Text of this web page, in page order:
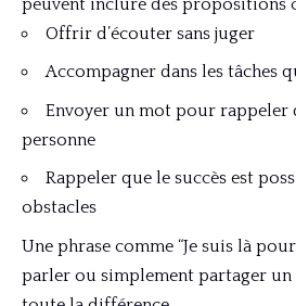
peuvent inclure des propositions
Offrir d’écouter sans juger
Accompagner dans les tâches
Envoyer un mot pour rappeler
personne
Rappeler que le succès est
obstacles
Une phrase comme “Je suis là
parler ou simplement partager un